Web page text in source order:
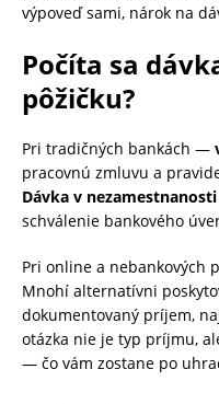
výpoveď sami, nárok na
Počíta sa
pôžičku?
Pri tradičných bankách —
pracovnú zmluvu a
Dávka v nezamestnanosti
schválenie bankového
Pri online a nebankových
Mnohí alternatívni
dokumentovaný príjem,
otázka nie je typ príjmu,
— čo vám zostane po